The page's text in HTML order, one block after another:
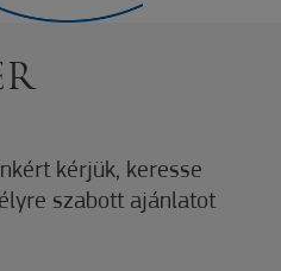
kérjük, keresse
szabott ajánlatot